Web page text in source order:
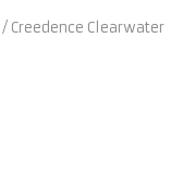
/ Creedence Clearwater